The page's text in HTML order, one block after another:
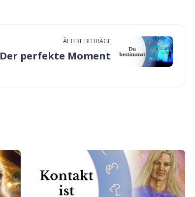
ÄLTERE BEITRÄGE
Der perfekte Moment